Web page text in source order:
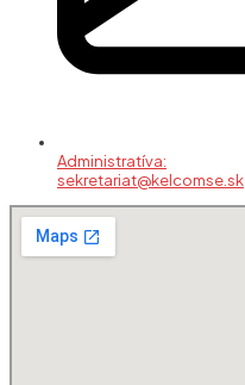
Administratíva:
sekretariat@kelcomse.sk